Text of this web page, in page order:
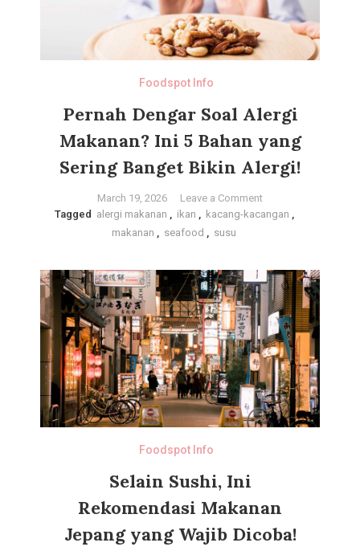
Foodspot Info
Pernah Dengar Soal Alergi
Makanan? Ini 5 Bahan yang
Sering Banget Bikin Alergi!
March 19, 2026 Leave a Commenton
Pernah
Alergi
Makanan?
Ini
Bahan
yang
Sering
Banget
Bikin
Tagged alergi makanan , ikan , kacang-kacangan ,
makanan , seafood , susu
Foodspot Info
Selain Sushi, Ini
Rekomendasi Makanan
Jepang yang Wajib Dicoba!